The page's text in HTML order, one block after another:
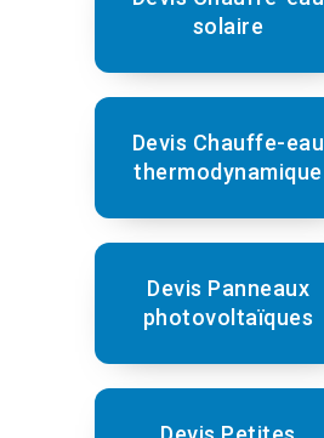
solaire
Devis Chauffe-eau
thermodynamique
Devis Panneaux
photovoltaïques